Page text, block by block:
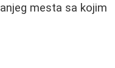
mesta sa kojim